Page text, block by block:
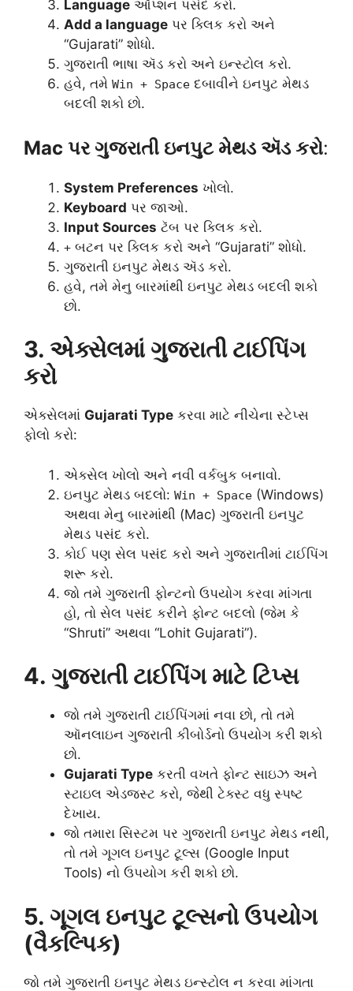
Language ઑપ્શન પસંદ કરો.
Add a language પર ક્લિક કરો અને
“Gujarati” શોધો.
ગુજરાતી ભાષા ઍડ કરો અને ઇન્સ્ટોલ કરો.
હવે, તમે Win + Space દબાવીને ઇનપુટ મેથડ
બદલી શકો છો.
Mac પર ગુજરાતી ઇનપુટ મેથડ ઍડ કરો:
System Preferences ખોલો.
Keyboard પર જાઓ.
Input Sources ટૅબ પર ક્લિક કરો.
+ બટન પર ક્લિક કરો અને “Gujarati” શોધો.
ગુજરાતી ઇનપુટ મેથડ ઍડ કરો.
હવે, તમે મેનુ બારમાંથી ઇનપુટ મેથડ બદલી શકો
છો.
3. એક્સેલમાં ગુજરાતી ટાઈપિંગ
કરો
એક્સેલમાં Gujarati Type કરવા માટે નીચેના સ્ટેપ્સ
ફોલો કરો:
એક્સેલ ખોલો અને નવી વર્કબુક બનાવો.
ઇનપુટ મેથડ બદલો: Win + Space (Windows)
અથવા મેનુ બારમાંથી (Mac) ગુજરાતી ઇનપુટ
મેથડ પસંદ કરો.
કોઈ પણ સેલ પસંદ કરો અને ગુજરાતીમાં ટાઈપિંગ
શરૂ કરો.
જો તમે ગુજરાતી ફોન્ટનો ઉપયોગ કરવા માંગતા
હો, તો સેલ પસંદ કરીને ફોન્ટ બદલો (જેમ કે
“Shruti” અથવા “Lohit Gujarati”).
4. ગુજરાતી ટાઈપિંગ માટે ટિપ્સ
જો તમે ગુજરાતી ટાઈપિંગમાં નવા છો, તો તમે
ઑનલાઇન ગુજરાતી કીબોર્ડનો ઉપયોગ કરી શકો
છો.
Gujarati Type કરતી વખતે ફોન્ટ સાઇઝ અને
સ્ટાઇલ એડજસ્ટ કરો, જેથી ટેક્સ્ટ વધુ સ્પષ્ટ
દેખાય.
જો તમારા સિસ્ટમ પર ગુજરાતી ઇનપુટ મેથડ નથી,
તો તમે ગૂગલ ઇનપુટ ટૂલ્સ (Google Input
Tools) નો ઉપયોગ કરી શકો છો.
5. ગૂગલ ઇનપુટ ટૂલ્સનો ઉપયોગ
(વૈકલ્પિક)
જો તમે ગુજરાતી ઇનપુટ મેથડ ઇન્સ્ટોલ ન કરવા માંગતા